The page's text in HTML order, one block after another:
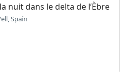
nuit dans le delta de l’Èbre
Spain